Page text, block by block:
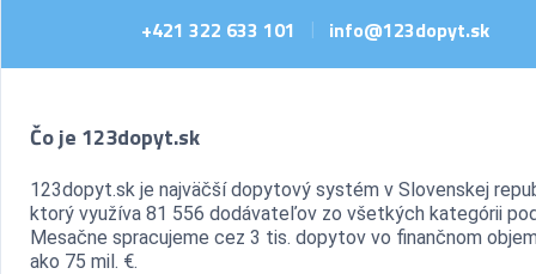
+421 322 633 101 | info@123dopyt.sk
Čo je 123dopyt.sk
123dopyt.sk je najväčší dopytový systém v Slovenskej
ktorý využíva 81 556 dodávateľov zo všetkých kategórii
Mesačne spracujeme cez 3 tis. dopytov vo finančnom
ako 75 mil. €.